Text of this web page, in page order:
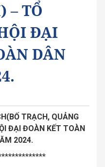
– TỔ
ĐẠI
DÂN
TRẠCH, QUẢNG
ĐẠI ĐOÀN KẾT TOÀN
2024.